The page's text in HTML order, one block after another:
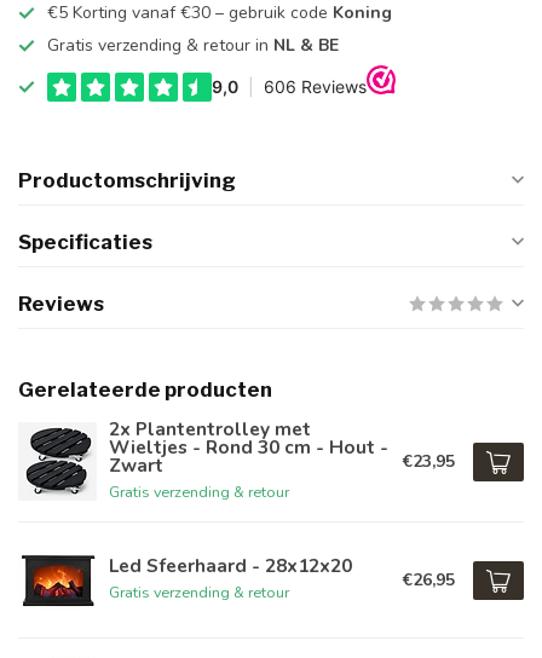
€5 Korting vanaf €30 – gebruik code Koning
Gratis verzending & retour in NL & BE
Productomschrijving
Specificaties
Reviews
Gerelateerde producten
2x Plantentrolley met
Wieltjes - Rond 30 cm - Hout -
Zwart
Gratis verzending & retour
€23,95
Led Sfeerhaard - 28x12x20
Gratis verzending & retour
€26,95